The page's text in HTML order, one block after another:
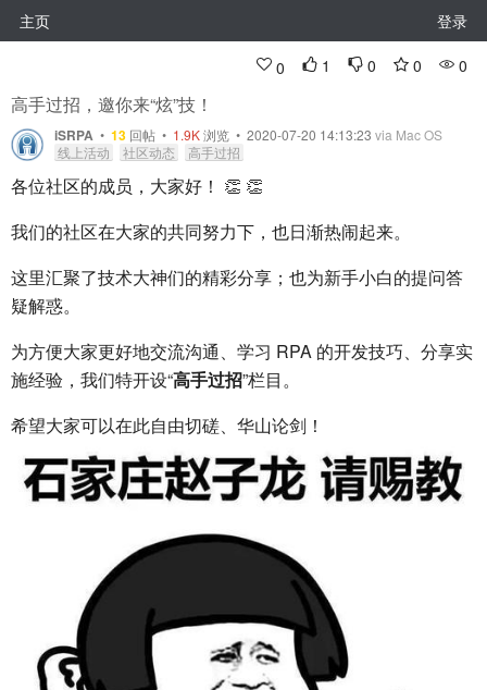
主页 登录
0 1 0 0 0
高手过招，邀你来“炫”技！
iSRPA • 13 回帖 • 1.9K浏览 • 2020-07-20 14:13:23 via Mac OS
线上活动
社区动态 高手过招
各位社区的成员，大家好！ 👏 👏
我们的社区在大家的共同努力下，也日渐热闹起来。
这里汇聚了技术大神们的精彩分享；也为新手小白的提问答
疑解惑。
为方便大家更好地交流沟通、学习 RPA 的开发技巧、分享实
施经验，我们特开设“高手过招”栏目。
希望大家可以在此自由切磋、华山论剑！